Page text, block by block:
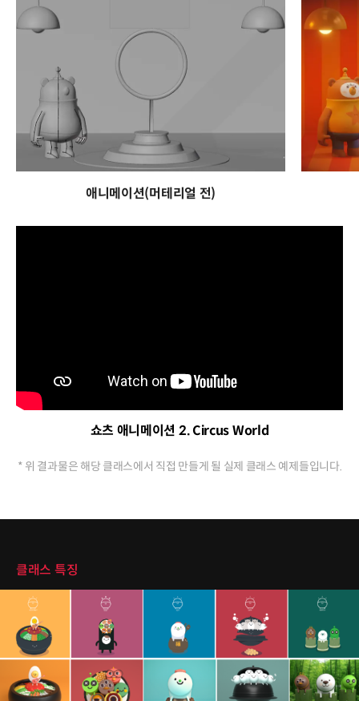
애니메이션(머테리얼 전)
쇼츠 애니메이션 2. Circus World
* 위 결과물은 해당 클래스에서 직접 만들게 될 실제 클래스 예제들입니다.
클래스 특징